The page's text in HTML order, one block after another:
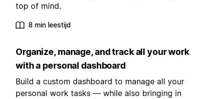
top of mind.
8 min leestijd
Organize, manage, and track all your work
with a personal dashboard
Build a custom dashboard to manage all your
personal work tasks — while also bringing in